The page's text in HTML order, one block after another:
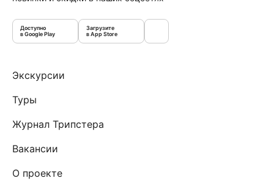
Доступно
в Google Play
Загрузите
в App Store
Экскурсии
Туры
Журнал Трипстера
Вакансии
О проекте